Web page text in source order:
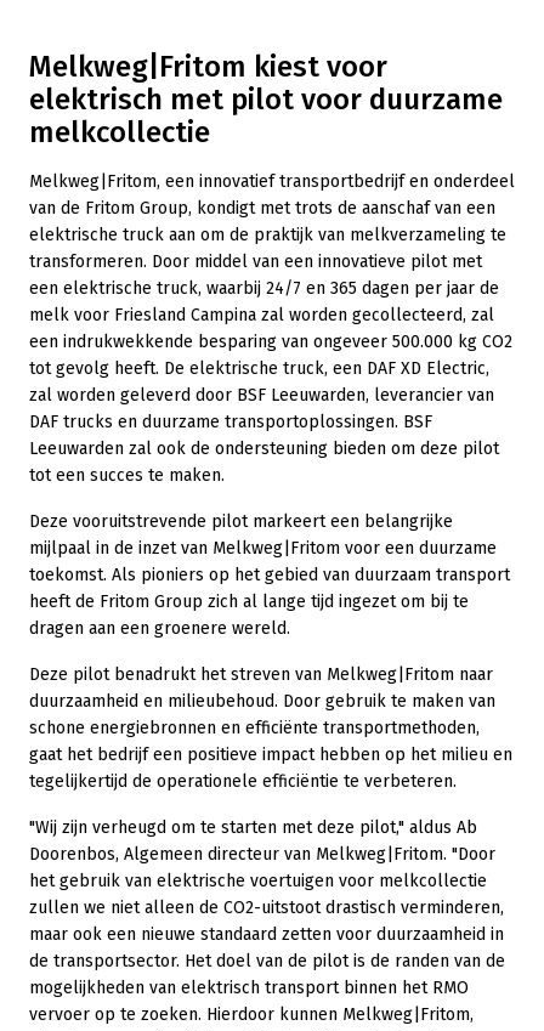
Melkweg|Fritom kiest voor
elektrisch met pilot voor duurzame
melkcollectie
Melkweg|Fritom, een innovatief transportbedrijf en onderdeel
van de Fritom Group, kondigt met trots de aanschaf van een
elektrische truck aan om de praktijk van melkverzameling te
transformeren. Door middel van een innovatieve pilot met
een elektrische truck, waarbij 24/7 en 365 dagen per jaar de
melk voor Friesland Campina zal worden gecollecteerd, zal
een indrukwekkende besparing van ongeveer 500.000 kg CO2
tot gevolg heeft. De elektrische truck, een DAF XD Electric,
zal worden geleverd door BSF Leeuwarden, leverancier van
DAF trucks en duurzame transportoplossingen. BSF
Leeuwarden zal ook de ondersteuning bieden om deze pilot
tot een succes te maken.
Deze vooruitstrevende pilot markeert een belangrijke
mijlpaal in de inzet van Melkweg|Fritom voor een duurzame
toekomst. Als pioniers op het gebied van duurzaam transport
heeft de Fritom Group zich al lange tijd ingezet om bij te
dragen aan een groenere wereld.
Deze pilot benadrukt het streven van Melkweg|Fritom naar
duurzaamheid en milieubehoud. Door gebruik te maken van
schone energiebronnen en efficiënte transportmethoden,
gaat het bedrijf een positieve impact hebben op het milieu en
tegelijkertijd de operationele efficiëntie te verbeteren.
"Wij zijn verheugd om te starten met deze pilot," aldus Ab
Doorenbos, Algemeen directeur van Melkweg|Fritom. "Door
het gebruik van elektrische voertuigen voor melkcollectie
zullen we niet alleen de CO2-uitstoot drastisch verminderen,
maar ook een nieuwe standaard zetten voor duurzaamheid in
de transportsector. Het doel van de pilot is de randen van de
mogelijkheden van elektrisch transport binnen het RMO
vervoer op te zoeken. Hierdoor kunnen Melkweg|Fritom,